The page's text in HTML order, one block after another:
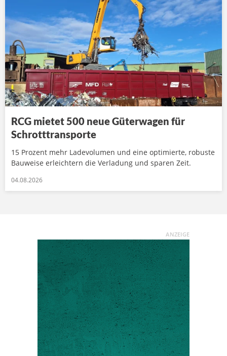
RCG mietet 500 neue Güterwagen für
Schrotttransporte
15 Prozent mehr Ladevolumen und eine optimierte, robuste
Bauweise erleichtern die Verladung und sparen Zeit.
04.08.2026
ANZEIGE